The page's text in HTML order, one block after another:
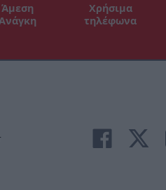
Άμεση
Χρήσιμα
τηλέφωνα